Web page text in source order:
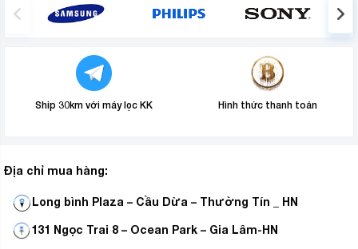
Ship 30km với máy lọc KK Hình thức thanh toán
Địa chỉ mua hàng:
Long bình Plaza – Cầu Dừa – Thường Tín _ HN
131 Ngọc Trai 8 – Ocean Park – Gia Lâm-HN